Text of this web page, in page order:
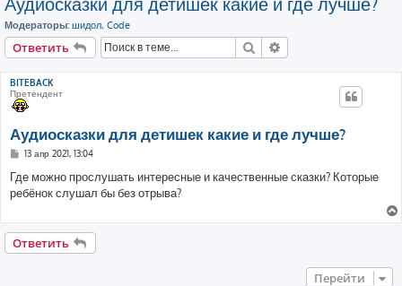
Модераторы: шидол, Code
Ответить Поиск
BITEBACK
Претендент
Аудиосказки для детишек какие и где лучше?
С
о
б
щ
е
13 апр 2021, 13:04
Где можно прослушать интересные и качественные сказки? Которые
ребёнок слушал бы без отрыва?
Ответить
Перейти